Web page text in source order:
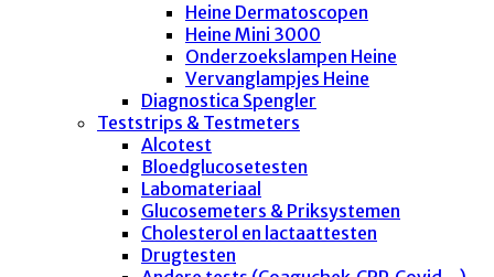
Heine Dermatoscopen
Heine Mini 3000
Onderzoekslampen Heine
Vervanglampjes Heine
Diagnostica Spengler
Teststrips & Testmeters
Alcotest
Bloedglucosetesten
Labomateriaal
Glucosemeters & Priksystemen
Cholesterol en lactaattesten
Drugtesten